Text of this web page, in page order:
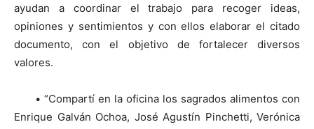
ayudan a coordinar el trabajo para recoger ideas,
opiniones y sentimientos y con ellos elaborar el citado
documento, con el objetivo de fortalecer diversos
valores.
• “Compartí en la oficina los sagrados alimentos con
Enrique Galván Ochoa, José Agustín Pinchetti, Verónica